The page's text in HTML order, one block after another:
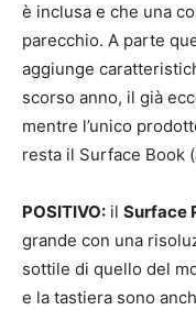
è inclusa e che una
parecchio. A parte
aggiunge
scorso anno, il già
mentre l’unico
resta il Surface Book
POSITIVO: il Surface
grande con una
sottile di quello del
e la tastiera sono